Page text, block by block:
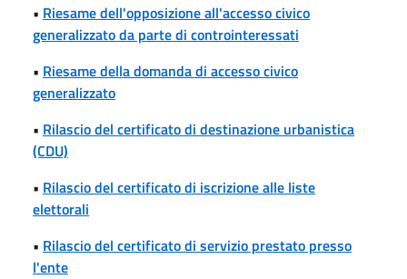
• Riesame dell'opposizione all'accesso civico
generalizzato da parte di controinteressati
• Riesame della domanda di accesso civico
generalizzato
• Rilascio del certificato di destinazione urbanistica
(CDU)
• Rilascio del certificato di iscrizione alle liste
elettorali
• Rilascio del certificato di servizio prestato presso
l'ente